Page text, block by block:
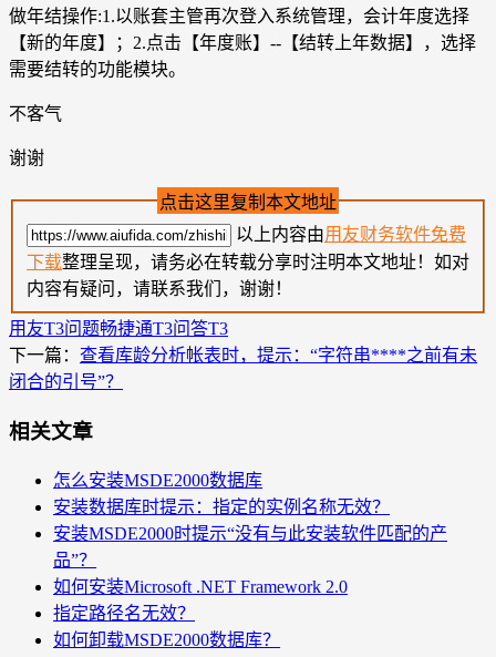
做年结操作:1.以账套主管再次登入系统管理，会计年度选择
【新的年度】；2.点击【年度账】--【结转上年数据】，选择
需要结转的功能模块。
不客气
谢谢
点击这里复制本文地址
以上内容由用友财务软件免费
下载整理呈现，请务必在转载分享时注明本文地址！如对
内容有疑问，请联系我们，谢谢！
用友T3问题畅捷通T3问答T3
下一篇： 查看库龄分析帐表时，提示：“字符串****之前有未
闭合的引号”？
相关文章
怎么安装MSDE2000数据库
安装数据库时提示：指定的实例名称无效？
安装MSDE2000时提示“没有与此安装软件匹配的产
品”？
如何安装Microsoft .NET Framework 2.0
指定路径名无效？
如何卸载MSDE2000数据库？